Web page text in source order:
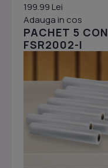
199.99 Lei
Adauga in cos
PACHET 5
FSR2002-I